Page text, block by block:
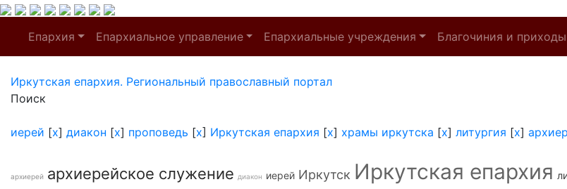
Епархия Епархиальное управление Епархиальные учреждения Благочиния и приходы
Иркутская епархия. Региональный православный портал
Поиск
иерей [x] диакон [x] проповедь [x] Иркутская епархия [x] храмы иркутска [x] литургия [x]
архиерей архиерейское служение диакон иерей Иркутск Иркутская епархия